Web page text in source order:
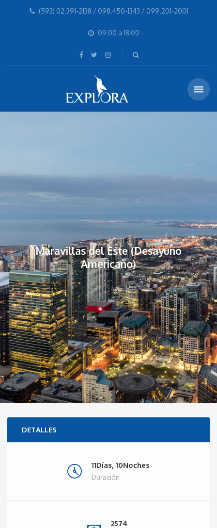
(593) 02.391-2138 / 098.450-1343 / 099.201-2001
09:00 a 18:00
Maravillas del Este (Desayuno
Americano)
DETALLES
11Días, 10Noches
Duración
2574